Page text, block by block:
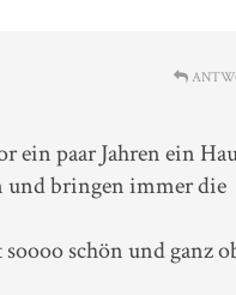
ein paar Jahren ein
und bringen immer die
schön und ganz